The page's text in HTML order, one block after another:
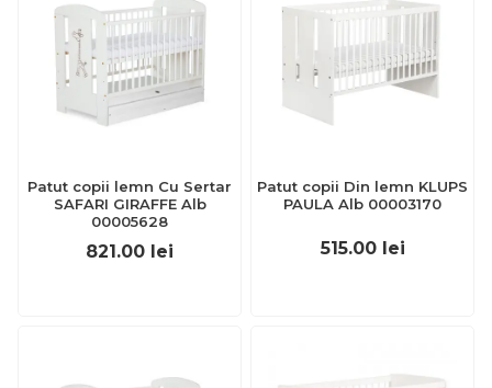
Patut copii lemn Cu Sertar
SAFARI GIRAFFE Alb
00005628
821.00 lei
Patut copii Din lemn KLUPS
PAULA Alb 00003170
515.00 lei